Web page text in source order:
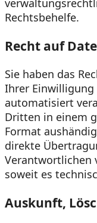
Rechtsbehelfe.
Recht auf
Sie haben das
Ihrer Einwilligung
automatisiert
Dritten in einem
Format
direkte
Verantwortlichen
soweit es
Auskunft,